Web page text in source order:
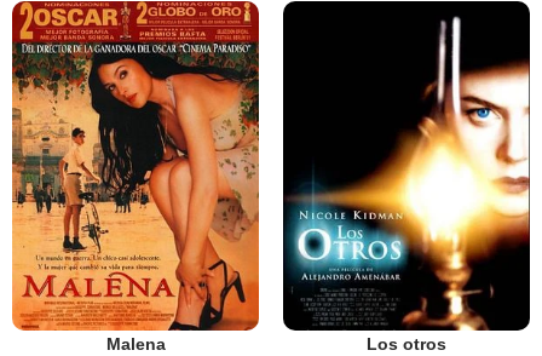
Malena Los otros